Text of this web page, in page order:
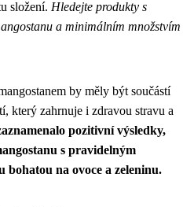
složení. Hledejte produkty s
a minimálním množstvím
by měly být součástí
který zahrnuje i zdravou stravu a
pozitivní výsledky,
s pravidelným
bohatou na ovoce a zeleninu.